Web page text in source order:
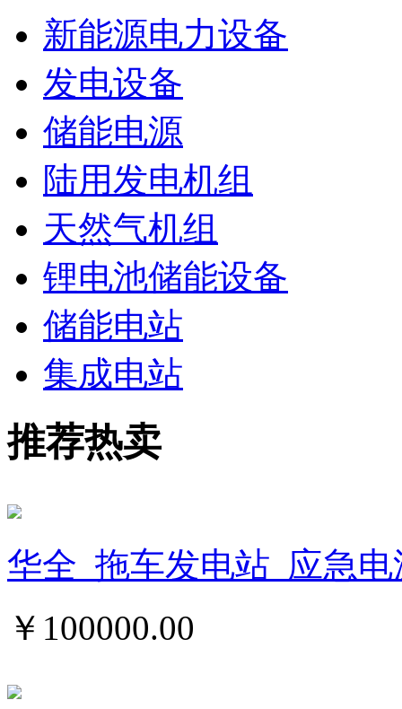
新能源电力设备
发电设备
储能电源
陆用发电机组
天然气机组
锂电池储能设备
储能电站
集成电站
推荐热卖
华全_拖车发电站_应急
￥ 100000.00